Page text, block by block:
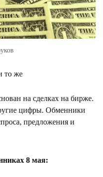
то же
на сделках на бирже.
цифры. Обменники
предложения и
8 мая: